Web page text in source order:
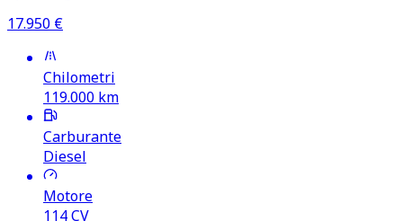
17.950 €
Chilometri
119.000 km
Carburante
Diesel
Motore
114CV